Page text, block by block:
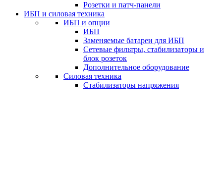
Розетки и патч-панели
ИБП и силовая техника
ИБП и опции
ИБП
Заменяемые батареи для ИБП
Сетевые фильтры, стабилизаторы и
блок розеток
Дополнительное оборудование
Силовая техника
Стабилизаторы напряжения